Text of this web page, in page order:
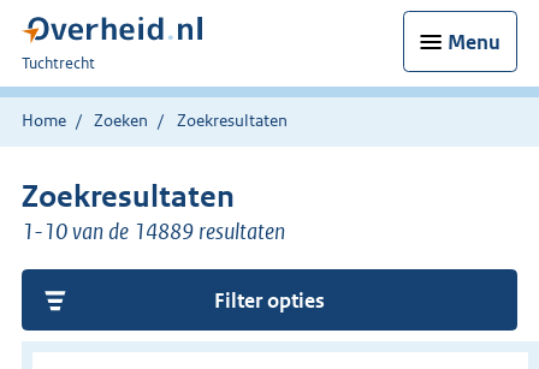
Menu
U
bent
hier:
Tuchtrecht
Home Zoeken Zoekresultaten
Zoekresultaten
1-10 van de 14889 resultaten
Filter opties